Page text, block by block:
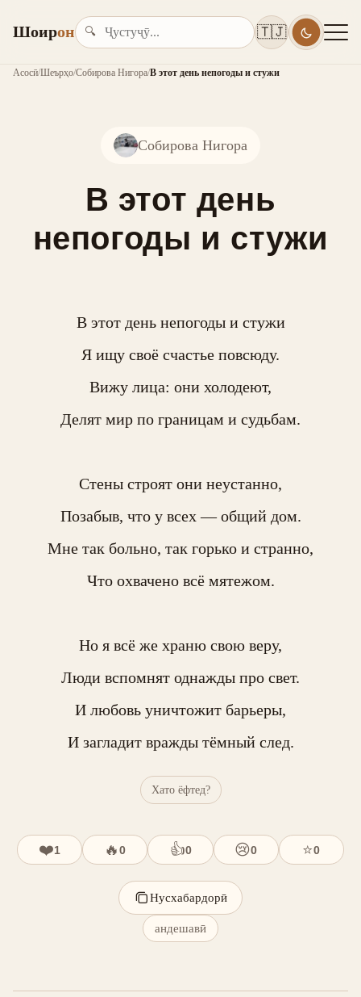
Шоирон 🔍 🇹🇯
Асосӣ/Шеърҳо/Собирова Нигора/В этот день непогоды и стужи
Собирова Нигора
В этот день
непогоды и стужи
В этот день непогоды и стужи
Я ищу своё счастье повсюду.
Вижу лица: они холодеют,
Делят мир по границам и судьбам.
​Стены строят они неустанно,
Позабыв, что у всех — общий дом.
Мне так больно, так горько и странно,
Что охвачено всё мятежом.
​Но я всё же храню свою веру,
Люди вспомнят однажды про свет.
И любовь уничтожит барьеры,
И загладит вражды тёмный след.
Хато ёфтед?
❤️1 🔥0 👍0 😢0 ⭐0
Нусхабардорӣ
андешавӣ